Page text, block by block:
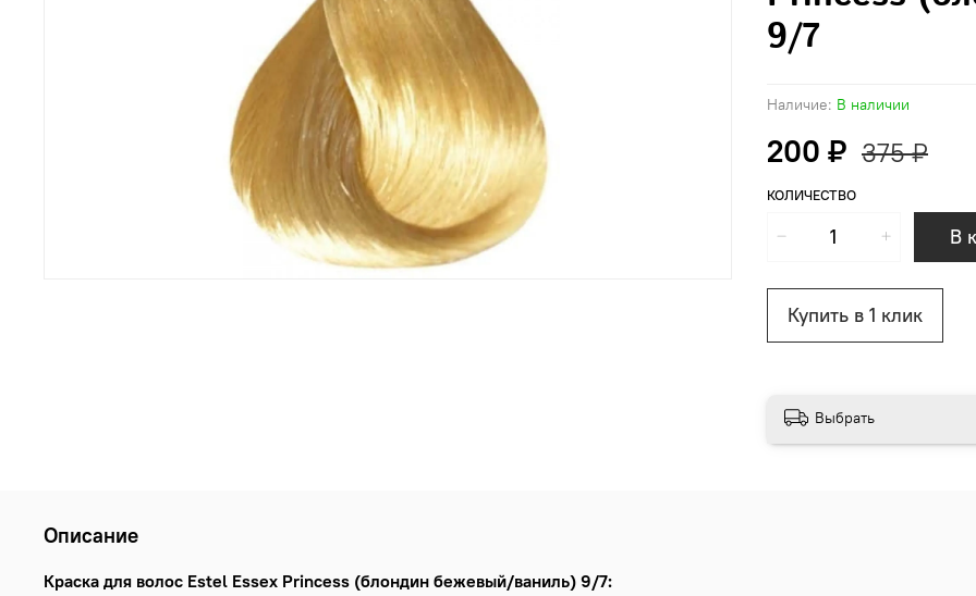
Наличие: В наличии
9/7
200 ₽ 375 ₽
КОЛИЧЕСТВО
В
Купить в 1 клик
Выбрать
Описание
Краска для волос Estel Essex Princess (блондин бежевый/ваниль) 9/7: